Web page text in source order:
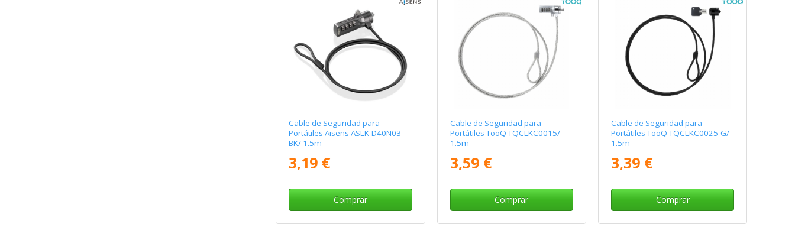
Cable de Seguridad para
Portátiles Aisens ASLK-D40N03-
BK/ 1.5m
3,19 €
Comprar
Cable de Seguridad para
Portátiles TooQ TQCLKC0015/
1.5m
3,59 €
Comprar
Cable de Seguridad para
Portátiles TooQ TQCLKC0025-G/
1.5m
3,39 €
Comprar